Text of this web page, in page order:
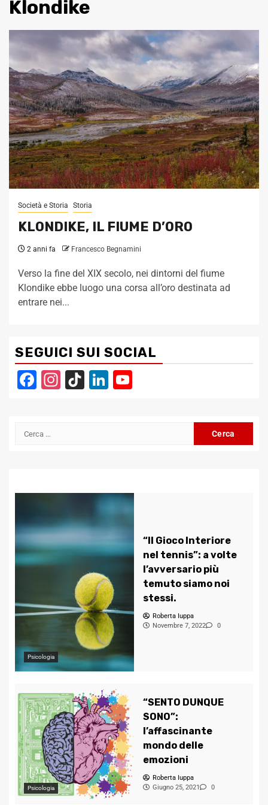
Klondike
Società e Storia Storia
KLONDIKE, IL FIUME D’ORO
2 anni fa Francesco Begnamini
Verso la fine del XIX secolo, nei dintorni del fiume
Klondike ebbe luogo una corsa all’oro destinata ad
entrare nei...
SEGUICI SUI SOCIAL
Facebook
Instagram
TikTokLinkedIn
Ricerca
Psicologia
“Il Gioco Interiore
nel tennis”: a volte
l’avversario più
temuto siamo noi
stessi.
Roberta Iuppa
Novembre 7, 2022
0
Psicologia
“SENTO DUNQUE
SONO”:
l’affascinante
mondo delle
emozioni
Roberta Iuppa
Giugno 25, 2021
0